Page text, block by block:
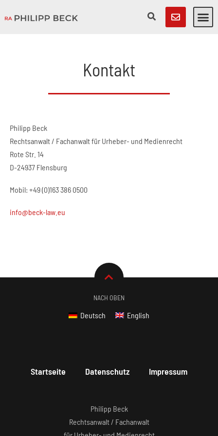
Kontakt
Philipp Beck
Rechtsanwalt / Fachanwalt für Urheber- und Medienrecht
Rote Str. 14
D-24937 Flensburg
Mobil: +49 (0)163 386 0500
info@beck-law.eu
NACH OBEN
Deutsch English
Startseite Datenschutz Impressum
Philipp Beck
Rechtsanwalt / Fachanwalt